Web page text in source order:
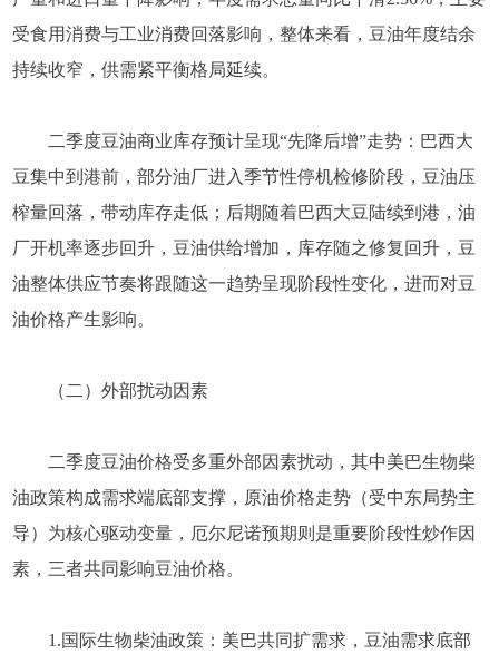
受食用消费与工业消费回落影响，整体来看，豆油年度结余
持续收窄，供需紧平衡格局延续。
二季度豆油商业库存预计呈现“先降后增”走势：巴西大
豆集中到港前，部分油厂进入季节性停机检修阶段，豆油压
榨量回落，带动库存走低；后期随着巴西大豆陆续到港，油
厂开机率逐步回升，豆油供给增加，库存随之修复回升，豆
油整体供应节奏将跟随这一趋势呈现阶段性变化，进而对豆
油价格产生影响。
（二）外部扰动因素
二季度豆油价格受多重外部因素扰动，其中美巴生物柴
油政策构成需求端底部支撑，原油价格走势（受中东局势主
导）为核心驱动变量，厄尔尼诺预期则是重要阶段性炒作因
素，三者共同影响豆油价格。
1.国际生物柴油政策：美巴共同扩需求，豆油需求底部